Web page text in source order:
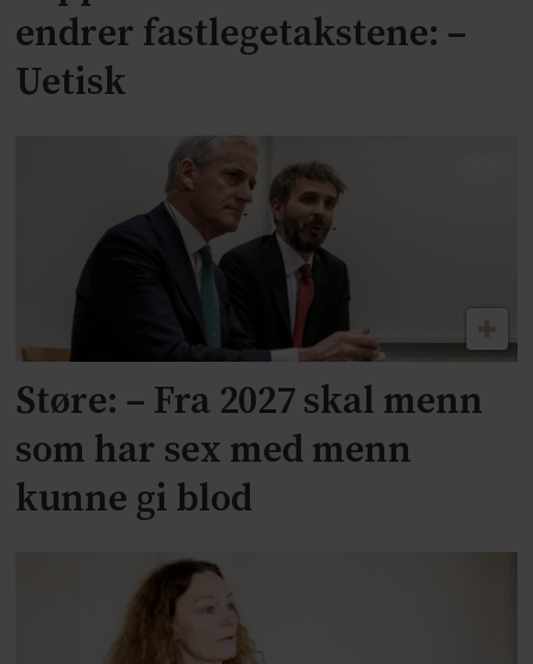
endrer fastlegetakstene: –
Uetisk
Støre: – Fra 2027 skal menn
som har sex med menn
kunne gi blod